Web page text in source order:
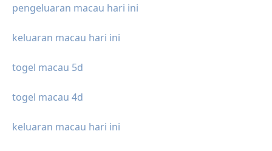
pengeluaran macau hari ini
keluaran macau hari ini
togel macau 5d
togel macau 4d
keluaran macau hari ini